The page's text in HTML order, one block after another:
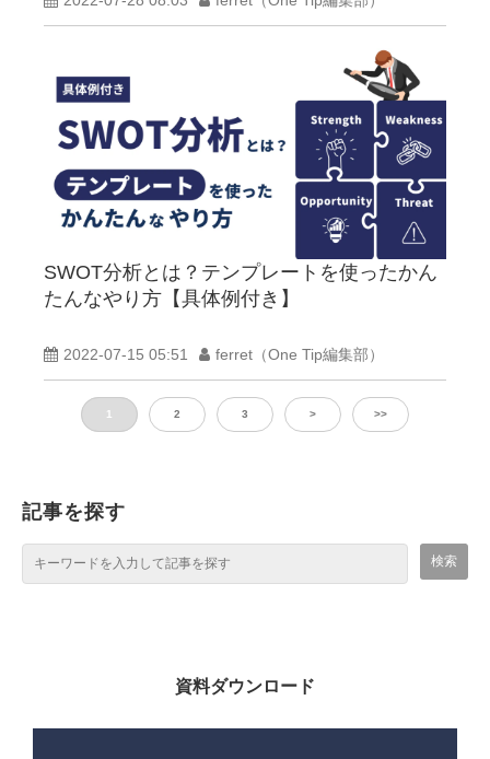
SWOT分析とは？テンプレートを使ったかん
たんなやり方【具体例付き】
2022-07-15 05:51 ferret（One Tip編集部）
1 2 3 > >>
記事を探す
資料ダウンロード